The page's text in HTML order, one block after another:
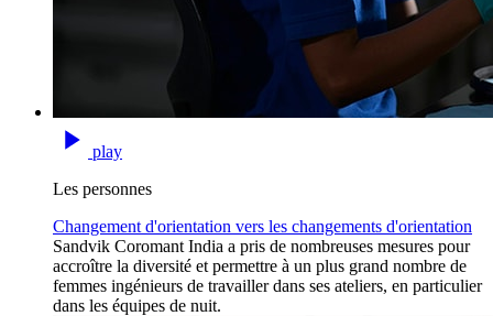
play
Les personnes
Changement d'orientation vers les changements d'orientation
Sandvik Coromant India a pris de nombreuses mesures pour
accroître la diversité et permettre à un plus grand nombre de
femmes ingénieurs de travailler dans ses ateliers, en particulier
dans les équipes de nuit.